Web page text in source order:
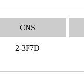
CNS
2-3F7D